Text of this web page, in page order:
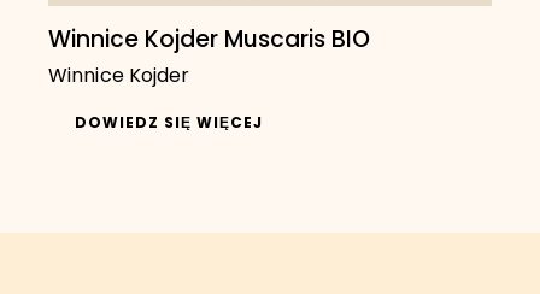
Winnice Kojder Muscaris BIO
Winnice Kojder
DOWIEDZ SIĘ WIĘCEJ